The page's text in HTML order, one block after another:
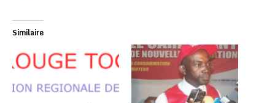
Similaire